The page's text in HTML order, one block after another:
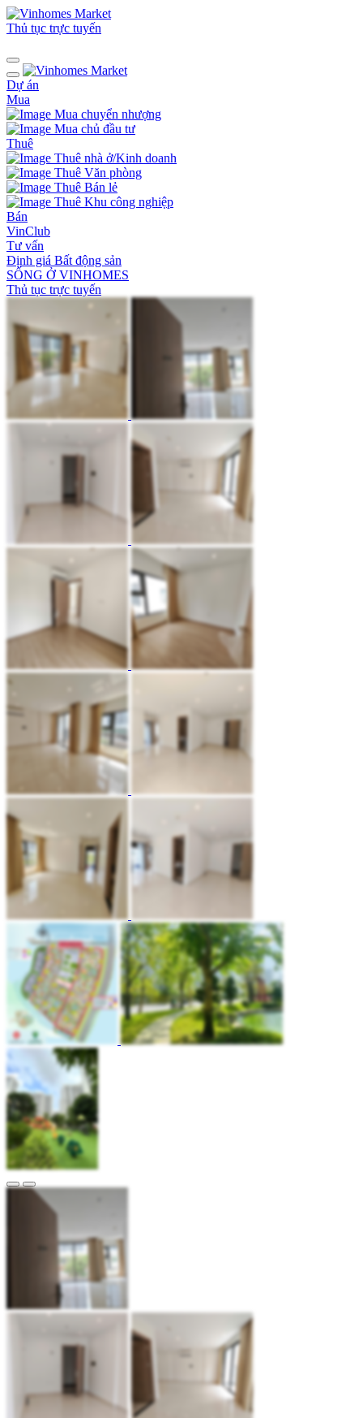
Thủ tục trực tuyến
Dự án
Mua
Mua chuyển nhượng
Mua chủ đầu tư
Thuê
Thuê nhà ở/Kinh doanh
Thuê Văn phòng
Thuê Bán lẻ
Thuê Khu công nghiệp
Bán
VinClub
Tư vấn
Định giá Bất động sản
SỐNG Ở VINHOMES
Thủ tục trực tuyến